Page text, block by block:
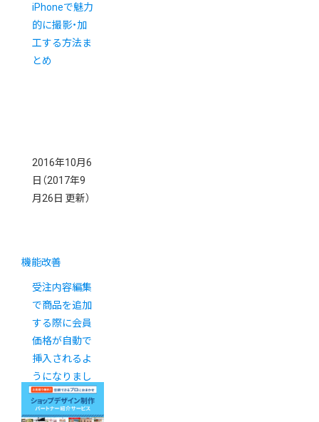
iPhoneで魅力
的に撮影・加
工する方法ま
とめ
2016年10月6
日 （2017年9
月26日 更新）
機能改善
受注内容編集
で商品を追加
する際に会員
価格が自動で
挿入されるよ
うになりまし
た